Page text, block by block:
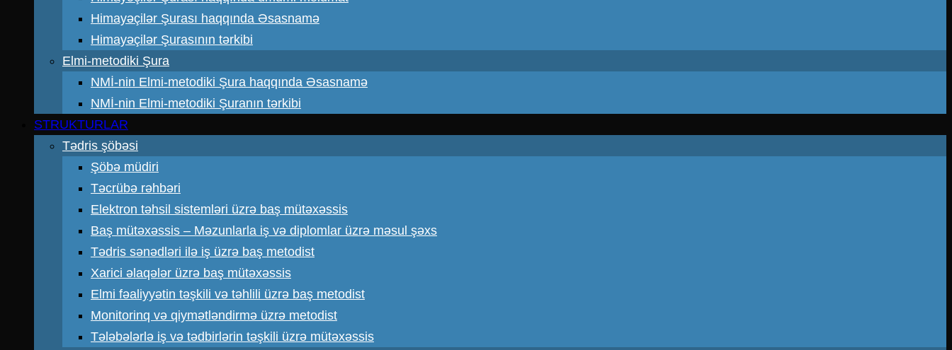
Himayəçilər Şurası haqqında Əsasnamə
Himayəçilər Şurasının tərkibi
Elmi-metodiki Şura
NMİ-nin Elmi-metodiki Şura haqqında Əsasnamə
NMİ-nin Elmi-metodiki Şuranın tərkibi
STRUKTURLAR
Tədris şöbəsi
Şöbə müdiri
Təcrübə rəhbəri
Elektron təhsil sistemləri üzrə baş mütəxəssis
Baş mütəxəssis – Məzunlarla iş və diplomlar üzrə məsul şəxs
Tədris sənədləri ilə iş üzrə baş metodist
Xarici əlaqələr üzrə baş mütəxəssis
Elmi fəaliyyətin təşkili və təhlili üzrə baş metodist
Monitorinq və qiymətləndirmə üzrə metodist
Tələbələrlə iş və tədbirlərin təşkili üzrə mütəxəssis